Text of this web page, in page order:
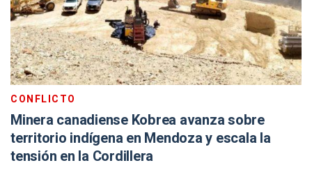
CONFLICTO
Minera canadiense Kobrea avanza sobre
territorio indígena en Mendoza y escala la
tensión en la Cordillera